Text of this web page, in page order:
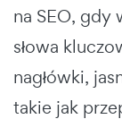
na SEO, gdy
słowa
nagłówki,
takie jak